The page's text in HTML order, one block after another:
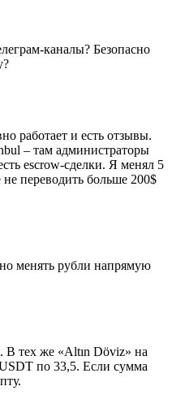
каналы? Безопасно
работает и есть отзывы.
– там администраторы
escrow-сделки. Я менял 5
переводить больше 200$
менять рубли напрямую
В тех же «Altın Döviz» на
по 33,5. Если сумма